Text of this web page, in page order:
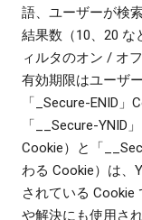
語、ユーザーが検
結果数（10、20 な
ィルタのオン / オ
有効期限はユーザ
「_Secure-ENID」
「__Secure-YNID
Cookie）と「
わる Cookie）は、
されている Cookie
や解決にも使用さ